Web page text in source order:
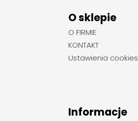
O sklepie
O FIRMIE
KONTAKT
Ustawienia cookies
Informacje